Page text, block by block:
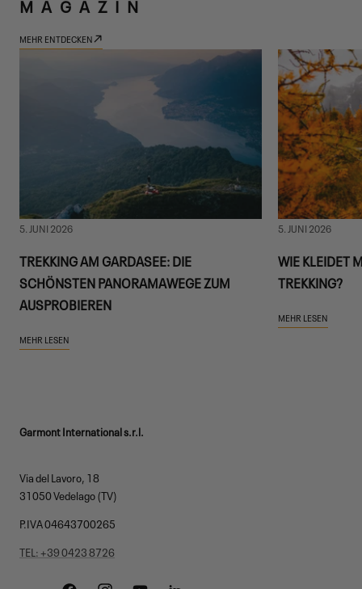
MEHR ENTDECKEN
5. JUNI 2026
TREKKING AM GARDASEE: DIE
SCHÖNSTEN PANORAMAWEGE ZUM
AUSPROBIEREN
MEHR LESEN
5. JUNI 2026
WIE KLEIDET
TREKKING?
MEHR LESEN
Garmont International s.r.l.
Via del Lavoro, 18
31050 Vedelago (TV)
P.IVA 04643700265
TEL: +39 0423 8726